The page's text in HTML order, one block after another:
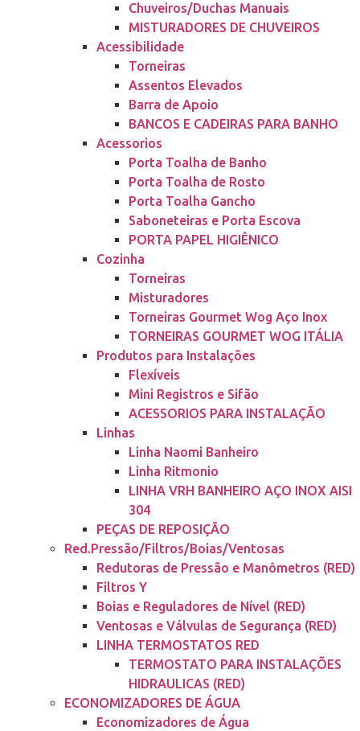
Chuveiros/Duchas Manuais
MISTURADORES DE CHUVEIROS
Acessibilidade
Torneiras
Assentos Elevados
Barra de Apoio
BANCOS E CADEIRAS PARA BANHO
Acessorios
Porta Toalha de Banho
Porta Toalha de Rosto
Porta Toalha Gancho
Saboneteiras e Porta Escova
PORTA PAPEL HIGIÊNICO
Cozinha
Torneiras
Misturadores
Torneiras Gourmet Wog Aço Inox
TORNEIRAS GOURMET WOG ITÁLIA
Produtos para Instalações
Flexíveis
Mini Registros e Sifão
ACESSORIOS PARA INSTALAÇÃO
Linhas
Linha Naomi Banheiro
Linha Ritmonio
LINHA VRH BANHEIRO AÇO INOX AISI
304
PEÇAS DE REPOSIÇÃO
Red.Pressão/Filtros/Boias/Ventosas
Redutoras de Pressão e Manômetros (RED)
Filtros Y
Boias e Reguladores de Nível (RED)
Ventosas e Válvulas de Segurança (RED)
LINHA TERMOSTATOS RED
TERMOSTATO PARA INSTALAÇÕES
HIDRAULICAS (RED)
ECONOMIZADORES DE ÁGUA
Economizadores de Água